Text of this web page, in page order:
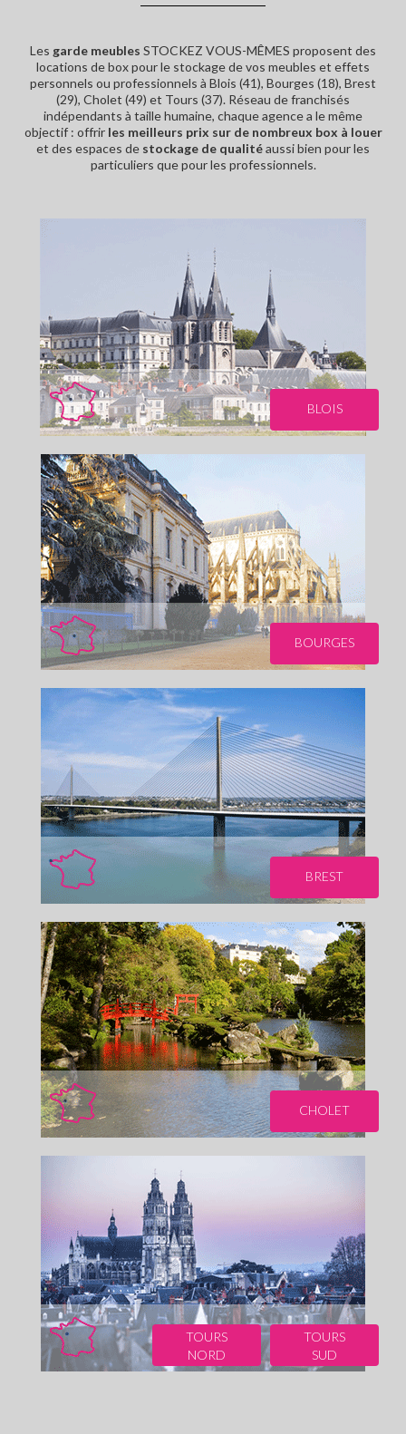
Les garde meubles STOCKEZ VOUS-MÊMES proposent des
locations de box pour le stockage de vos meubles et effets
personnels ou professionnels à Blois (41), Bourges (18), Brest
(29), Cholet (49) et Tours (37). Réseau de franchisés
indépendants à taille humaine, chaque agence a le même
objectif : offrir les meilleurs prix sur de nombreux box à louer
et des espaces de stockage de qualitéaussi bien pour les
particuliers que pour les professionnels.
BLOIS
BOURGES
BREST
CHOLET
TOURS
NORD
TOURS
SUD